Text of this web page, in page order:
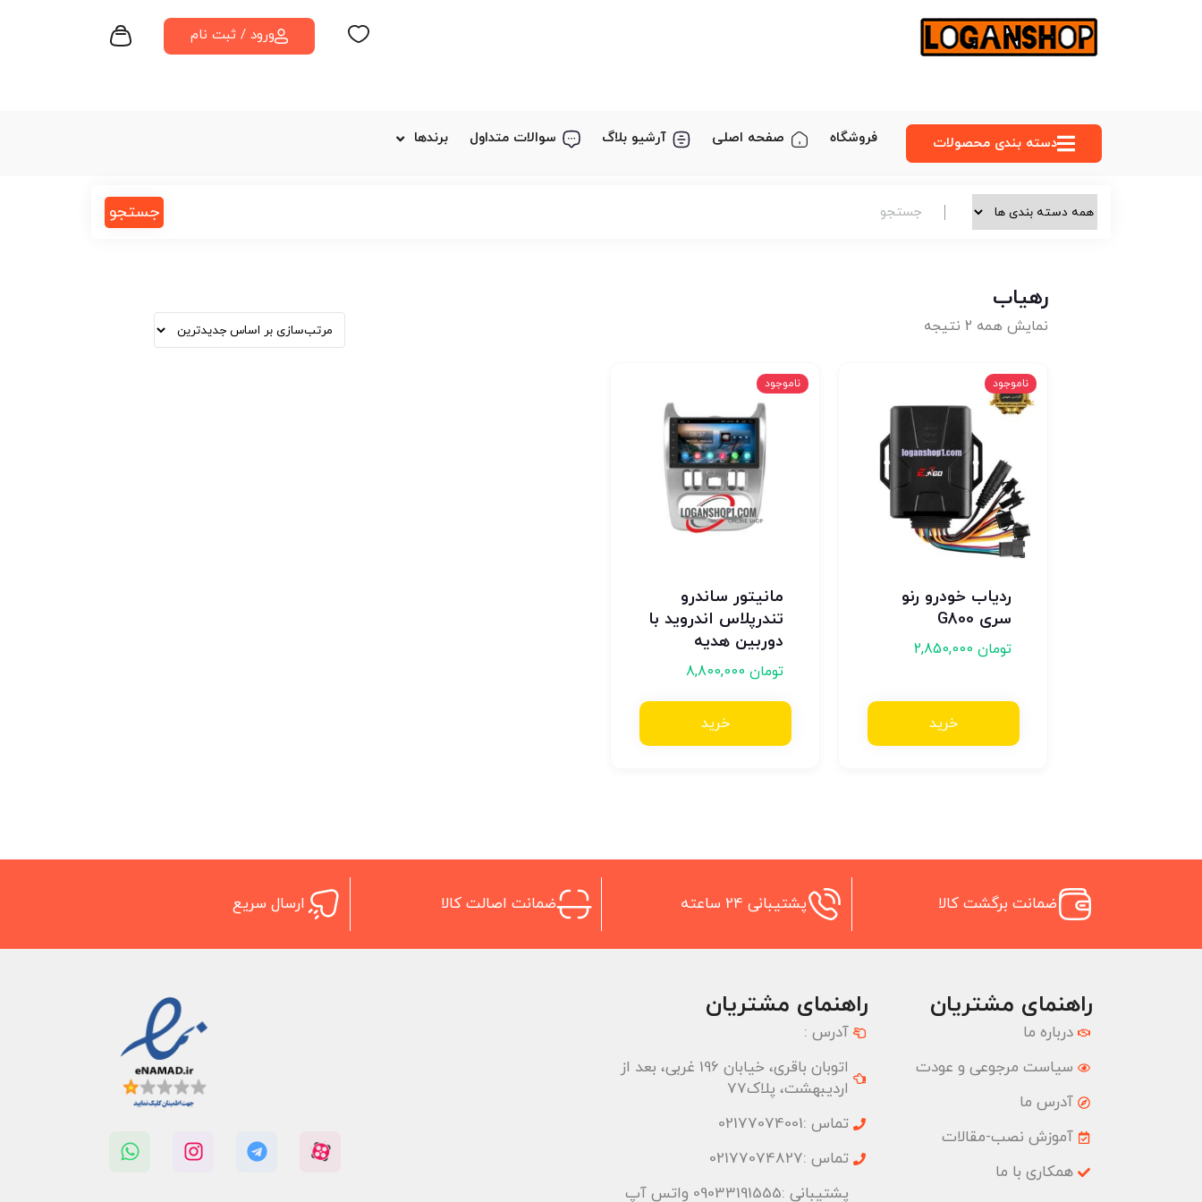
ورود / ثبت نام
دسته‌ بندی محصولات فروشگاه صفحه اصلی آرشیو بلاگ سوالات متداول برندها
جستجو
رهیاب
نمایش همه 2 نتیجه
ناموجود
ردیاب خودرو رنو
سری G800
تومان
خرید
ناموجود
مانیتور ساندرو
تندرپلاس اندروید با
دوربین هدیه
تومان
خرید
ضمانت برگشت کالا پشتیبانی 24 ساعته ضمانت اصالت کالا ارسال سریع
راهنمای مشتریان
درباره ما
سیاست مرجوعی و عودت
آدرس ما
آموزش نصب-مقالات
همکاری با ما
راهنمای مشتریان
آدرس :
اتوبان باقری، خیابان 196 غربی، بعد از
اردیبهشت، پلاک77
تماس :02177074001
تماس :02177074827
پشتیبانی :09033191555 واتس آپ